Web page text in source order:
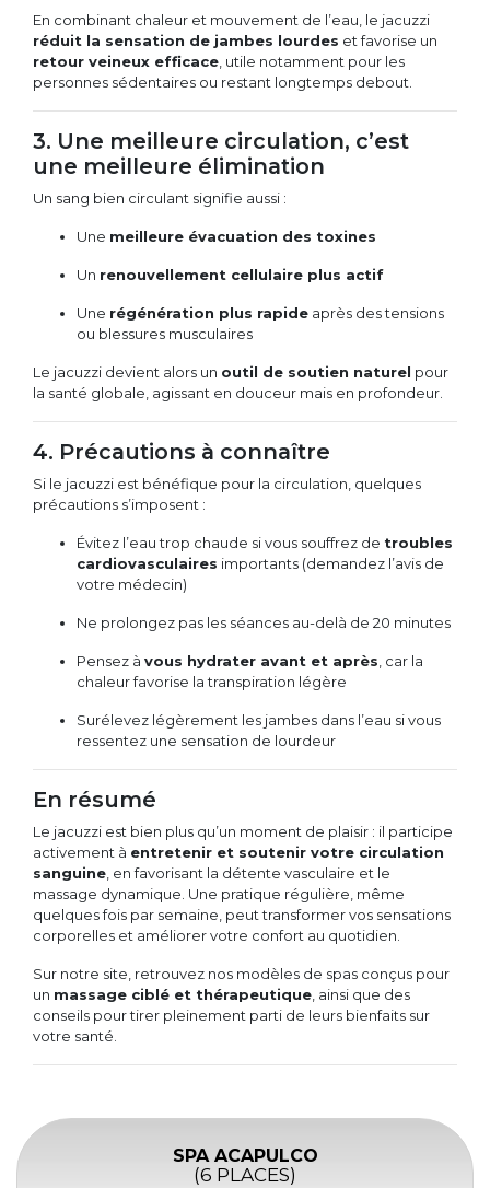
En combinant chaleur et mouvement de l’eau, le jacuzzi
réduit la sensation de jambes lourdes et favorise un
retour veineux efficace , utile notamment pour les
personnes sédentaires ou restant longtemps debout.
3. Une meilleure circulation, c’est
une meilleure élimination
Un sang bien circulant signifie aussi :
Une meilleure évacuation des toxines
Un renouvellement cellulaire plus actif
Une régénération plus rapide après des tensions
ou blessures musculaires
Le jacuzzi devient alors un outil de soutien naturel pour
la santé globale, agissant en douceur mais en profondeur.
4. Précautions à connaître
Si le jacuzzi est bénéfique pour la circulation, quelques
précautions s’imposent :
Évitez l’eau trop chaude si vous souffrez de troubles
cardiovasculaires importants (demandez l’avis de
votre médecin)
Ne prolongez pas les séances au-delà de 20 minutes
Pensez à vous hydrater avant et après , car la
chaleur favorise la transpiration légère
Surélevez légèrement les jambes dans l’eau si vous
ressentez une sensation de lourdeur
En résumé
Le jacuzzi est bien plus qu’un moment de plaisir : il participe
activement à entretenir et soutenir votre circulation
sanguine , en favorisant la détente vasculaire et le
massage dynamique. Une pratique régulière, même
quelques fois par semaine, peut transformer vos sensations
corporelles et améliorer votre confort au quotidien.
Sur notre site, retrouvez nos modèles de spas conçus pour
un massage ciblé et thérapeutique , ainsi que des
conseils pour tirer pleinement parti de leurs bienfaits sur
votre santé.
SPA ACAPULCO
(6 PLACES)